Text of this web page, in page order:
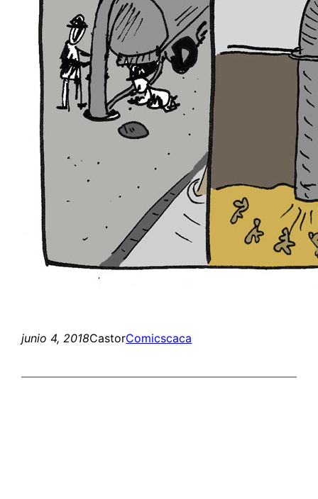
junio 4, 2018CastorComicscaca